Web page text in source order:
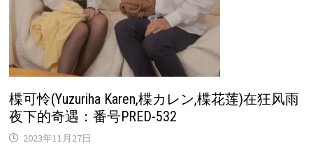
楪可怜(Yuzuriha Karen,楪カレン,楪花莲)在狂风雨
夜下的奇遇：番号PRED-532
2023年11月27日